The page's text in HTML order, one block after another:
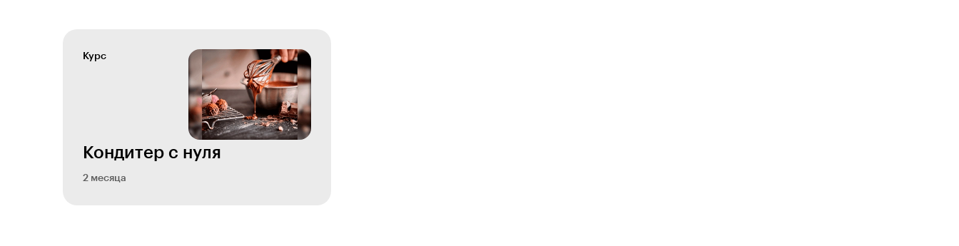
Курс
Кондитер с нуля
2 месяца